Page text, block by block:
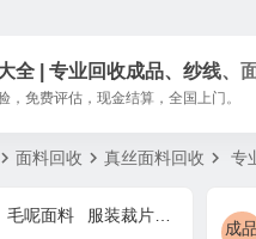
全 | 专业回收成品、纱线、
，免费评估，现金结算，全国上门。
面料回收 真丝面料回收 专
毛呢面料
成品